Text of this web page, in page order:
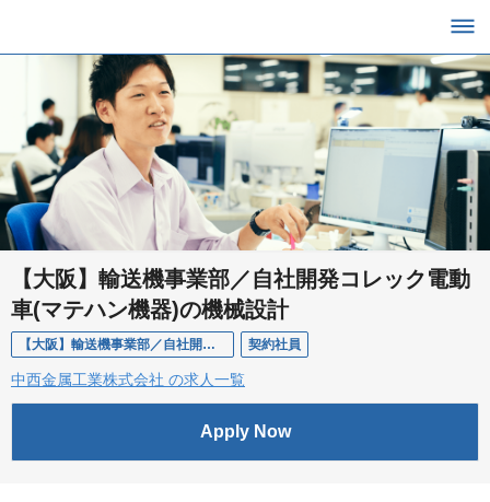
【大阪】輸送機事業部／自社開発コレック電動
車(マテハン機器)の機械設計
【大阪】輸送機事業部／自社開発コレック電動車(マテハン機器)の機械設計 契約社員
中西金属工業株式会社 の求人一覧
Apply Now